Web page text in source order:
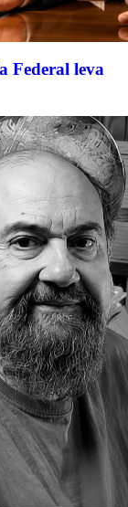
Federal leva